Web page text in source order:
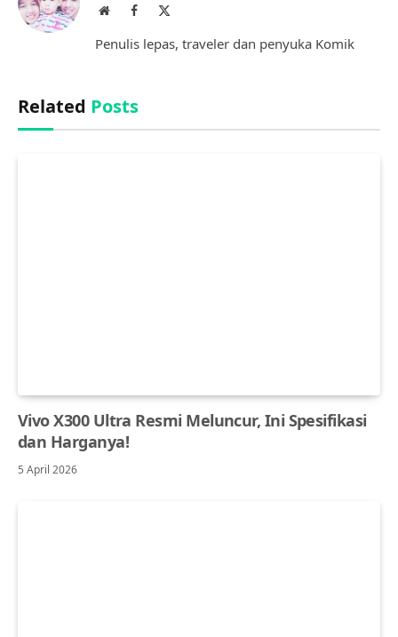
WebsiteFacebook
Penulis lepas, traveler dan penyuka Komik
Related Posts
Vivo X300 Ultra Resmi Meluncur, Ini Spesifikasi
dan Harganya!
5 April 2026